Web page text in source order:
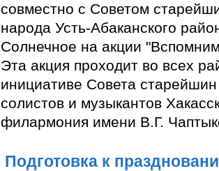
совместно с Советом
народа Усть-Абаканского
Солнечное на акции
Эта акция проходит во всех
инициативе Совета
солистов и музыкантов
филармония имени В.Г.
Подготовка к